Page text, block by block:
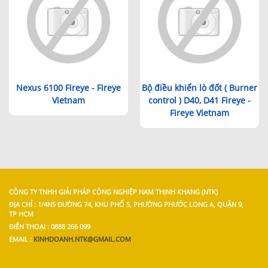
Nexus 6100 Fireye - Fireye
Vietnam
Bộ điều khiển lò đốt ( Burner
control ) D40, D41 Fireye -
Fireye Vietnam
CÔNG TY TNHH GIẢI PHÁP CÔNG NGHIỆP NAM THỊNH KHANG (NTK)
ĐỊA CHỈ : 1/4N5 ĐƯỜNG 74, KHU PHỐ 5, PHƯỜNG PHƯỚC LONG A, QUẬN 9,
TP HCM
ĐIỆN THOẠI : 0888 266 099
EMAIL : KINHDOANH.NTK@GMAIL.COM